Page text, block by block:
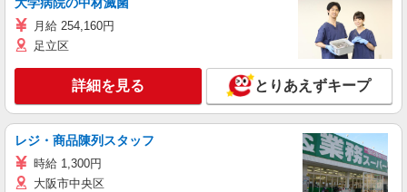
月給 254,160円
足立区
詳細を見る とりあえずキープ
レジ・商品陳列スタッフ
時給 1,300円
大阪市中央区